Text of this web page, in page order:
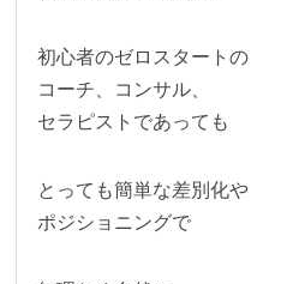
初心者のゼロスタートの
コーチ、コンサル、
セラピストであっても
とっても簡単な差別化や
ポジショニングで